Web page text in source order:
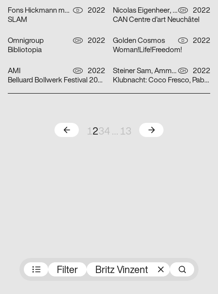
Preisträger:innen
Filter Britz Vinzent
Fons Hickmann m23 D
2022
SLAM
Nicolas Eigenheer, Noémie Gygax (no-do), Sebastian Verdon CH
2022
CAN Centre d’art Neuchâtel
Omnigroup CH
2022
Bibliotopia
Golden Cosmos D
2022
Woman!Life!Freedom!
AMI CH
2022
Belluard Bollwerk Festival 2022
Steiner Sam, Ammann Sirkka CH
2022
Klubnacht: Coco Fresco, Pablo Beltran, orangebleu
Zurück
1234 … 13